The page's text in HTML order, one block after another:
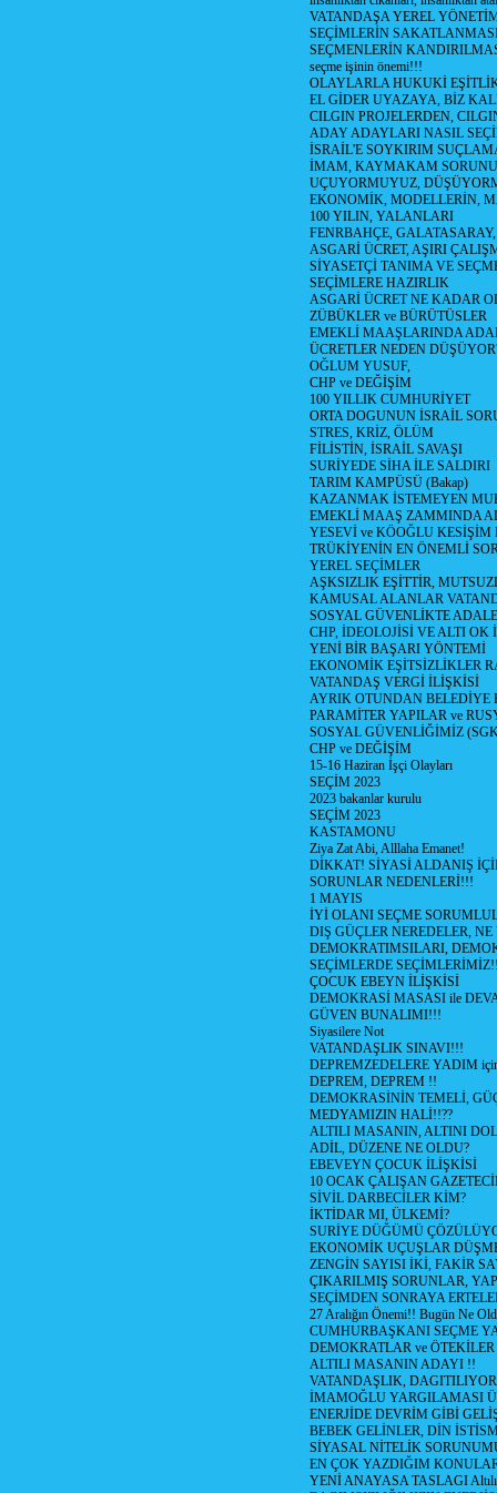
VATANDAŞA YEREL
SEÇİMLERİN
SEÇMENLERİN
seçme işinin önemi!!!
OLAYLARLA HUKUKİ
EL GİDER UYAZAYA, BİZ
CILGIN PROJELERDEN,
ADAY ADAYLARI NASIL
İSRAİL'E SOYKIRIM
İMAM, KAYMAKAM SORUNU
UÇUYORMUYUZ,
EKONOMİK, MODELLERİN,
100 YILIN, YALANLARI
FENRBAHÇE,
ASGARİ ÜCRET, AŞIRI
SİYASETÇİ TANIMA VE
SEÇİMLERE HAZIRLIK
ASGARİ ÜCRET NE KADAR
ZÜBÜKLER ve BÜRÜTÜSLER
EMEKLİ MAAŞLARINDA
ÜCRETLER NEDEN
OĞLUM YUSUF,
CHP ve DEĞİŞİM
100 YILLIK CUMHURİYET
ORTA DOGUNUN İSRAİL
STRES, KRİZ, ÖLÜM
FİLİSTİN, İSRAİL SAVAŞI
SURİYEDE SİHA İLE SALDIRI
TARIM KAMPÜSÜ (Bakap)
KAZANMAK İSTEMEYEN
EMEKLİ MAAŞ ZAMMINDA
YESEVİ ve KÖOĞLU
TRÜKİYENİN EN ÖNEMLİ
YEREL SEÇİMLER
AŞKSIZLIK EŞİTTİR,
KAMUSAL ALANLAR
SOSYAL GÜVENLİKTE
CHP, İDEOLOJİSİ VE ALTI OK
YENİ BİR BAŞARI YÖNTEMİ
EKONOMİK EŞİTSİZLİKLER
VATANDAŞ VERGİ İLİŞKİSİ
AYRIK OTUNDAN
PARAMİTER YAPILAR ve
SOSYAL GÜVENLİĞİMİZ
CHP ve DEĞİŞİM
15-16 Haziran İşçi Olayları
SEÇİM 2023
2023 bakanlar kurulu
SEÇİM 2023
KASTAMONU
Ziya Zat Abi, Alllaha Emanet!
DİKKAT! SİYASİ ALDANIŞ
SORUNLAR NEDENLERİ!!!
1 MAYIS
İYİ OLANI SEÇME
DIŞ GÜÇLER NEREDELER,
DEMOKRATIMSILARI,
SEÇİMLERDE
ÇOCUK EBEYN İLİŞKİSİ
DEMOKRASİ MASASI ile
GÜVEN BUNALIMI!!!
Siyasilere Not
VATANDAŞLIK SINAVI!!!
DEPREMZEDELERE YADIM
DEPREM, DEPREM !!
DEMOKRASİNİN TEMELİ,
MEDYAMIZIN HALİ!!??
ALTILI MASANIN, ALTINI
ADİL, DÜZENE NE OLDU?
EBEVEYN ÇOCUK İLİŞKİSİ
10 OCAK ÇALIŞAN
SİVİL DARBECİLER KİM?
İKTİDAR MI, ÜLKEMİ?
SURİYE DÜĞÜMÜ
EKONOMİK UÇUŞLAR
ZENGİN SAYISI İKİ, FAKİR
ÇIKARILMIŞ SORUNLAR,
SEÇİMDEN SONRAYA
27 Aralığın Önemi!! Bugün Ne
CUMHURBAŞKANI SEÇME
DEMOKRATLAR ve ÖTEKİLER
ALTILI MASANIN ADAYI !!
VATANDAŞLIK,
İMAMOĞLU YARGILAMASI
ENERJİDE DEVRİM GİBİ
BEBEK GELİNLER, DİN
SİYASAL NİTELİK
EN ÇOK YAZDIĞIM
YENİ ANAYASA TASLAGI Altılı